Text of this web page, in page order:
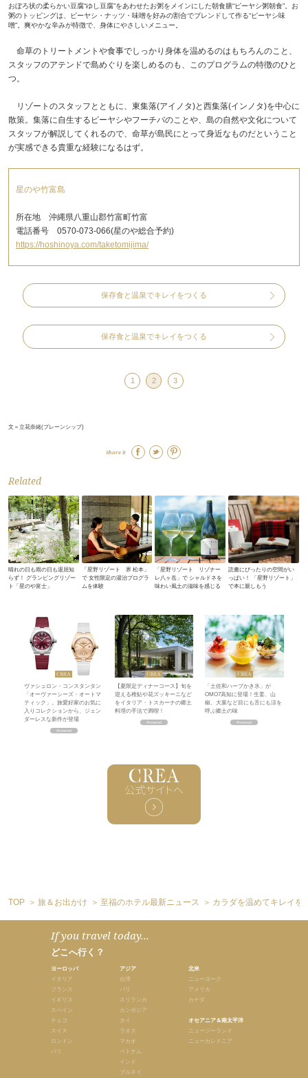
おぼろ状の柔らかい豆腐“ゆし豆腐”をあわせたお粥をメインにした朝食膳“ピーヤシ粥朝食”。お
粥のトッピングは、ピーヤシ・ナッツ・味噌を好みの割合でブレンドして作る“ピーヤシ味
噌”。爽やかな辛みが特徴で、身体にやさしいメニュー。
命草のトリートメントや食事でしっかり身体を温めるのはもちろんのこと、
スタッフのアテンドで島めぐりを楽しめるのも、このプログラムの特徴のひと
つ。
リゾートのスタッフとともに、東集落(アイノタ)と西集落(インノタ)を中心に
散策。集落に自生するピーヤシやフーチバのことや、島の自然や文化について
スタッフが解説してくれるので、命草が島民にとって身近なものだということ
が実感できる貴重な経験になるはず。
星のや竹富島
所在地 沖縄県八重山郡竹富町竹富
電話番号 0570-073-066(星のや総合予約)
https://hoshinoya.com/taketomijima/
保存食と温泉でキレイをつくる
保存食と温泉でキレイをつくる
1 2 3
文＝立花奈緒(ブレーンシップ)
Share it
Related
晴れの日も雨の日も退屈知
らず！ グランピングリゾー
ト「星のや富士」
「星野リゾート 界 松本」
で 女性限定の湯治プログラ
ムを体験
「星野リゾート リゾナー
レ八ヶ岳」で シャルドネを
味わい風土の滋味を感じる
読書にぴったりの空間がい
っぱい！ 「星野リゾート」
で本に親しもう
ヴァシュロン・コンスタンタン
「オーヴァーシーズ・オートマ
ティック」。旅愛好家のお気に
入りコレクションから、ジェン
ダーレスな新作が登場
【夏限定ディナーコース】旬を
迎える稚鮎や花ズッキーニなど
をイタリア・トスカーナの郷土
料理の手法で満喫！
「土佐和ハーブかき氷」が
OMO7高知に登場！生姜、山
椒、大葉など目にも舌にも涼を
呼ぶ郷土の味
TOP 旅＆お出かけ 至福のホテル最新ニュース カラダを温めてキレイを
If you travel today...
どこへ行く？
ヨーロッパ
イタリア
フランス
イギリス
スペイン
チェコ
スイス
ロンドン
パリ
アジア
台湾
バリ
スリランカ
カンボジア
タイ
ラオス
マカオ
ベトナム
インド
ブルネイ
北米
ニューヨーク
アメリカ
カナダ
オセアニア＆南太平洋
ニュージーランド
ニューカレドニア